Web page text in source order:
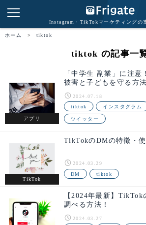
Instagram・TikTokマーケティングの
ホーム > tiktok
tiktok の記事一
アプリ
「中学生 副業」に注意
被害と子どもを守る方
2024.07.18
tiktok
インスタグラム
ツイッター
TikTok
TikTokのDMの特徴・使
2024.03.29
DM
tiktok
【2024年最新】TikTok
調べる方法！
2024.03.27